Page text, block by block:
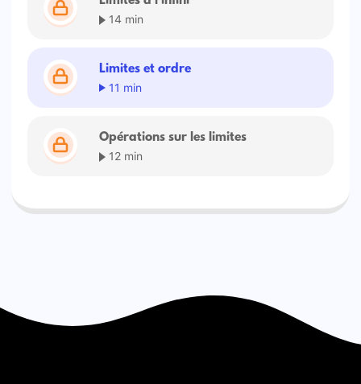
14 min
Limites et ordre
11 min
Opérations sur les limites
12 min